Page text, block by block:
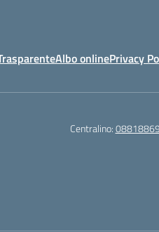
Albo onlinePrivacy
Centralino: